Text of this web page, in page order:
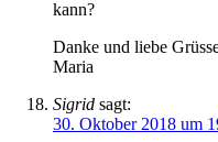
kann?
Danke und liebe
Maria
Sigrid sagt:
30. Oktober 2018 um